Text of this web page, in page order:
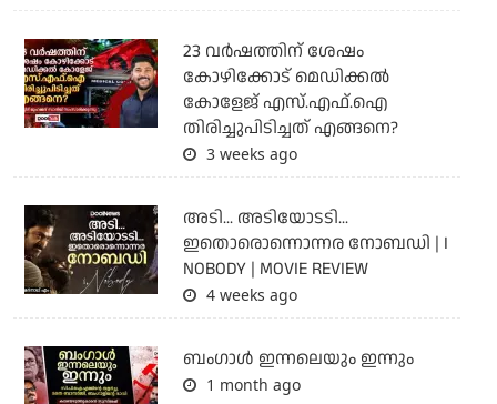
23 വർഷത്തിന് ശേഷം
കോഴിക്കോട് മെഡിക്കൽ
കോളേജ് എസ്.എഫ്.ഐ
തിരിച്ചുപിടിച്ചത് എങ്ങനെ?
3 weeks ago
അടി... അടിയോടടി...
ഇതൊരൊന്നൊന്നര നോബഡി | I
NOBODY | MOVIE REVIEW
4 weeks ago
ബംഗാള്‍ ഇന്നലെയും ഇന്നും
1 month ago